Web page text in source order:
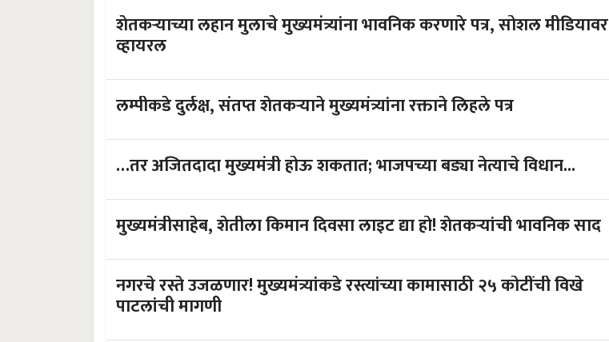
शेतकऱ्याच्या लहान मुलाचे मुख्यमंत्र्यांना भावनिक करणारे पत्र, सोशल मीडियावर
व्हायरल
लम्पीकडे दुर्लक्ष, संतप्त शेतकऱ्याने मुख्यमंत्र्यांना रक्ताने लिहले पत्र
…तर अजितदादा मुख्यमंत्री होऊ शकतात; भाजपच्या बड्या नेत्याचे विधान...
मुख्यमंत्रीसाहेब, शेतीला किमान दिवसा लाइट द्या हो! शेतकऱ्यांची भावनिक साद
नगरचे रस्ते उजळणार! मुख्यमंत्र्यांकडे रस्त्यांच्या कामासाठी २५ कोटींची विखे
पाटलांची मागणी